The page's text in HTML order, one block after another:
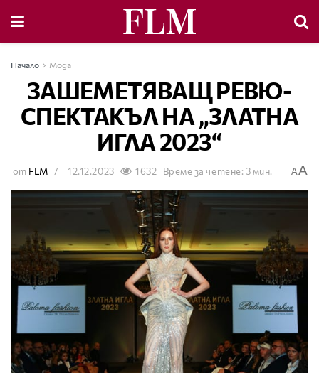
Начало Мода
ЗАШЕМЕТЯВАЩ РЕВЮ-
СПЕКТАКЪЛ НА „ЗЛАТНА
ИГЛА 2023“
от FLM 12.12.2023 1632 Време за четене: 3 мин. AA